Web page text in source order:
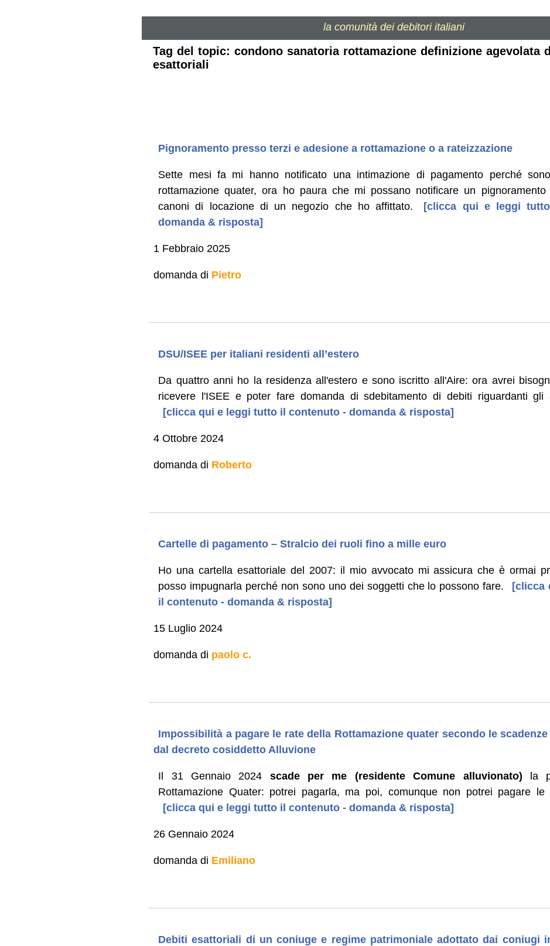
la comunità dei debitori italiani
Tag del topic: condono sanatoria rottamazione definizione agevolata
esattoriali
Pignoramento presso terzi e adesione a rottamazione o a rateizzazione
Sette mesi fa mi hanno notificato una intimazione di pagamento perché
rottamazione quater, ora ho paura che mi possano notificare un
canoni di locazione di un negozio che ho affittato.
[clicca qui e leggi
domanda & risposta]
1 Febbraio 2025
domanda di Pietro
DSU/ISEE per italiani residenti all’estero
Da quattro anni ho la residenza all'estero e sono iscritto all'Aire: ora avrei
ricevere l'ISEE e poter fare domanda di sdebitamento di debiti riguardanti gli
[clicca qui e leggi tutto il contenuto - domanda & risposta]
4 Ottobre 2024
domanda di Roberto
Cartelle di pagamento – Stralcio dei ruoli fino a mille euro
Ho una cartella esattoriale del 2007: il mio avvocato mi assicura che è ormai
posso impugnarla perché non sono uno dei soggetti che lo possono fare.
[clicca
il contenuto - domanda & risposta]
15 Luglio 2024
domanda di paolo c.
Impossibilità a pagare le rate della Rottamazione quater secondo le
dal decreto cosiddetto Alluvione
Il 31 Gennaio 2024 scade per me (residente Comune alluvionato) la
Rottamazione Quater: potrei pagarla, ma poi, comunque non potrei pagare le
[clicca qui e leggi tutto il contenuto - domanda & risposta]
26 Gennaio 2024
domanda di Emiliano
Debiti esattoriali di un coniuge e regime patrimoniale adottato dai coniugi